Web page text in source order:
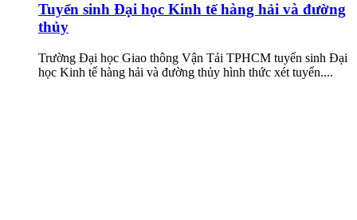
Tuyển sinh Đại học Kinh tế hàng hải và đường
thủy
Trường Đại học Giao thông Vận Tải TPHCM tuyển sinh Đại
học Kinh tế hàng hải và đường thủy hình thức xét tuyển....